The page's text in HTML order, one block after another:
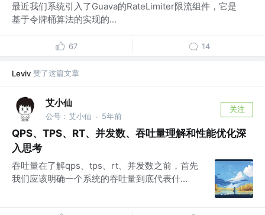
最近我们系统引入了Guava的RateLimiter限流组件，它是
基于令牌桶算法的实现的...
67 14
Leviv 赞了这篇文章
艾小仙
公号：艾小仙 · 5年前
关注
QPS、TPS、RT、并发数、吞吐量理解和性能优化深
入思考
吞吐量在了解qps、tps、rt、并发数之前，首先
我们应该明确一个系统的吞吐量到底代表什...